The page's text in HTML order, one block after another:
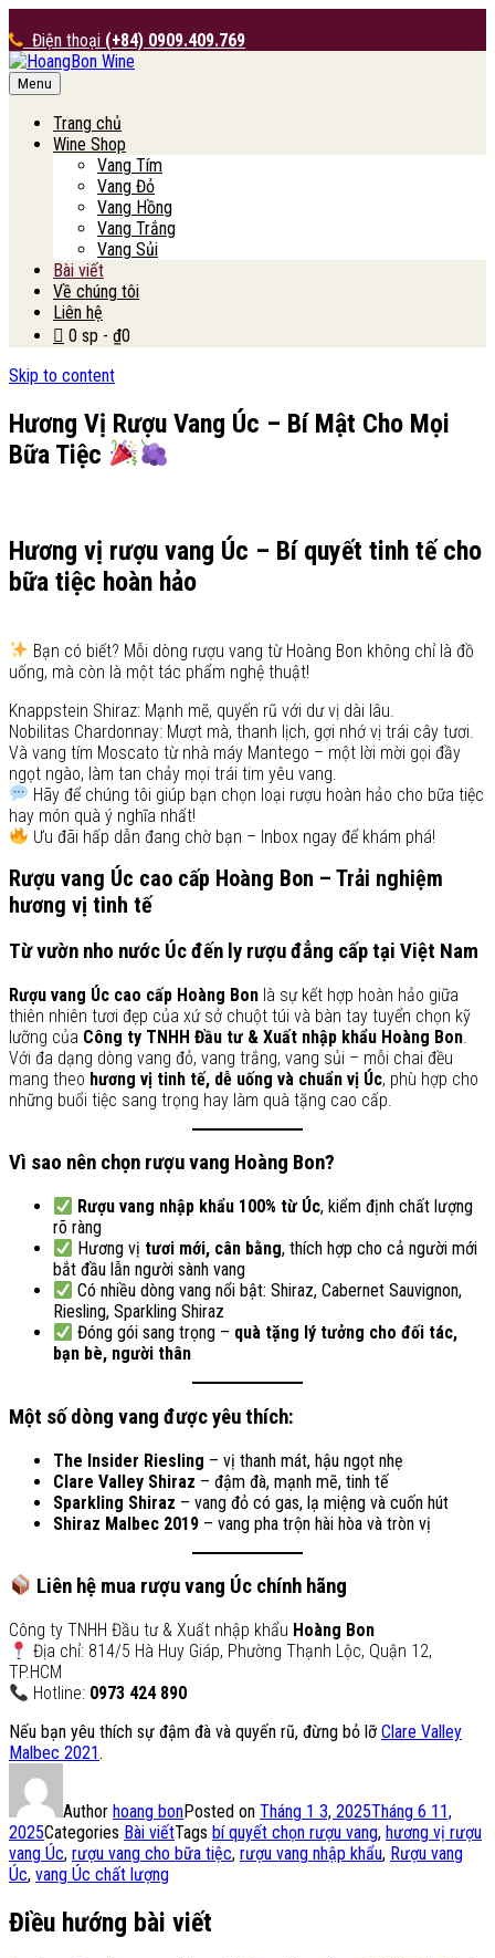
Điện thoại (+84) 0909.409.769
HoangBon Wine
Menu
Trang chủ
Wine Shop
Vang Tím
Vang Đỏ
Vang Hồng
Vang Trắng
Vang Sủi
Bài viết
Về chúng tôi
Liên hệ
0 sp
₫0
Skip to content
Hương Vị Rượu Vang Úc – Bí Mật Cho Mọi
Bữa Tiệc
Hương vị rượu vang Úc – Bí quyết tinh tế cho
bữa tiệc hoàn hảo
Bạn có biết? Mỗi dòng rượu vang từ Hoàng Bon không chỉ là đồ
uống, mà còn là một tác phẩm nghệ thuật!
Knappstein Shiraz: Mạnh mẽ, quyến rũ với dư vị dài lâu.
Nobilitas Chardonnay: Mượt mà, thanh lịch, gợi nhớ vị trái cây tươi.
Và vang tím Moscato từ nhà máy Mantego – một lời mời gọi đầy
ngọt ngào, làm tan chảy mọi trái tim yêu vang.
Hãy để chúng tôi giúp bạn chọn loại rượu hoàn hảo cho bữa tiệc
hay món quà ý nghĩa nhất!
Ưu đãi hấp dẫn đang chờ bạn – Inbox ngay để khám phá!
Rượu vang Úc cao cấp Hoàng Bon – Trải nghiệm
hương vị tinh tế
Từ vườn nho nước Úc đến ly rượu đẳng cấp tại Việt Nam
Rượu vang Úc cao cấp Hoàng Bon là sự kết hợp hoàn hảo giữa
thiên nhiên tươi đẹp của xứ sở chuột túi và bàn tay tuyển chọn kỹ
lưỡng của Công ty TNHH Đầu tư & Xuất nhập khẩu Hoàng Bon
Với đa dạng dòng vang đỏ, vang trắng, vang sủi – mỗi chai đều
mang theo hương vị tinh tế, dễ uống và chuẩn vị Úc, phù hợp cho
những buổi tiệc sang trọng hay làm quà tặng cao cấp.
Vì sao nên chọn rượu vang Hoàng Bon?
Rượu vang nhập khẩu 100% từ Úc, kiểm định chất lượng
rõ ràng
Hương vị tươi mới, cân bằng, thích hợp cho cả người mới
bắt đầu lẫn người sành vang
Có nhiều dòng vang nổi bật: Shiraz, Cabernet Sauvignon,
Riesling, Sparkling Shiraz
Đóng gói sang trọng – quà tặng lý tưởng cho đối tác,
bạn bè, người thân
Một số dòng vang được yêu thích:
The Insider Riesling – vị thanh mát, hậu ngọt nhẹ
Clare Valley Shiraz – đậm đà, mạnh mẽ, tinh tế
Sparkling Shiraz – vang đỏ có gas, lạ miệng và cuốn hút
Shiraz Malbec 2019 – vang pha trộn hài hòa và tròn vị
Liên hệ mua rượu vang Úc chính hãng
Công ty TNHH Đầu tư & Xuất nhập khẩu Hoàng Bon
Địa chỉ: 814/5 Hà Huy Giáp, Phường Thạnh Lộc, Quận 12,
TP.HCM
Hotline: 0973 424 890
Nếu bạn yêu thích sự đậm đà và quyến rũ, đừng bỏ lỡ Clare Valley
Malbec 2021.
Author hoang bonPosted on Tháng 1 3, 2025Tháng 6 11,
2025Categories Bài viếtTags bí quyết chọn rượu vang, hương vị rượu
vang Úc, rượu vang cho bữa tiệc, rượu vang nhập khẩu, Rượu vang
Úc, vang Úc chất lượng
Điều hướng bài viết